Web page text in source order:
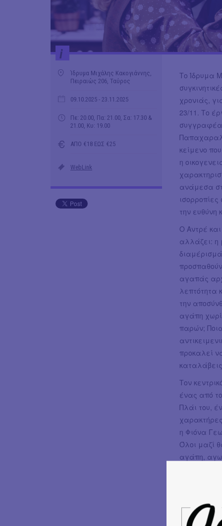
i
Ίδρυμα Μιχάλης Κακογιάννης,
Πειραιώς 206, Ταύρος
09.10.2025 - 23.11.2025
Πε: 20.00, Πα: 21.00, Σα: 17.30 &
21.00, Κυ: 19.00
ΑΠΟ €18 ΕΩΣ €25
WebLink
Το Ίδρυμα
χρονιάς,
23/11. Το
συγγραφέα
κείμενο
η
ανάμεσα
την ευθύνη
Ο Αντρέ
αλλάζει: η
αγαπάς
λεπτότητα
την
αγάπη
παρών;
προκαλεί
καταλάβεις.
Τον
ένας από
Πλάι του,
η Φιόνα
Όλοι μαζί
αγάπη,
σκηνικά,